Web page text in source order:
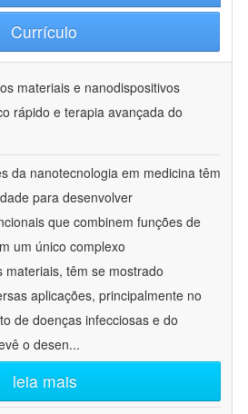
Currículo
materiais e nanodispositivos
rápido e terapia avançada do
da nanotecnologia em medicina têm
para desenvolver
que combinem funções de
um único complexo
materiais, têm se mostrado
aplicações, principalmente no
de doenças infecciosas e do
o desen...
leia mais